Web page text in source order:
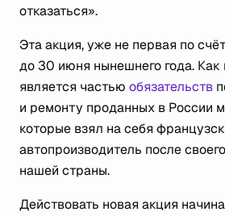
отказаться».
Эта акция, уже не первая по
до 30 июня нынешнего года. Как
является частью обязательств
и ремонту проданных в России
которые взял на себя
автопроизводитель после
нашей страны.
Действовать новая акция